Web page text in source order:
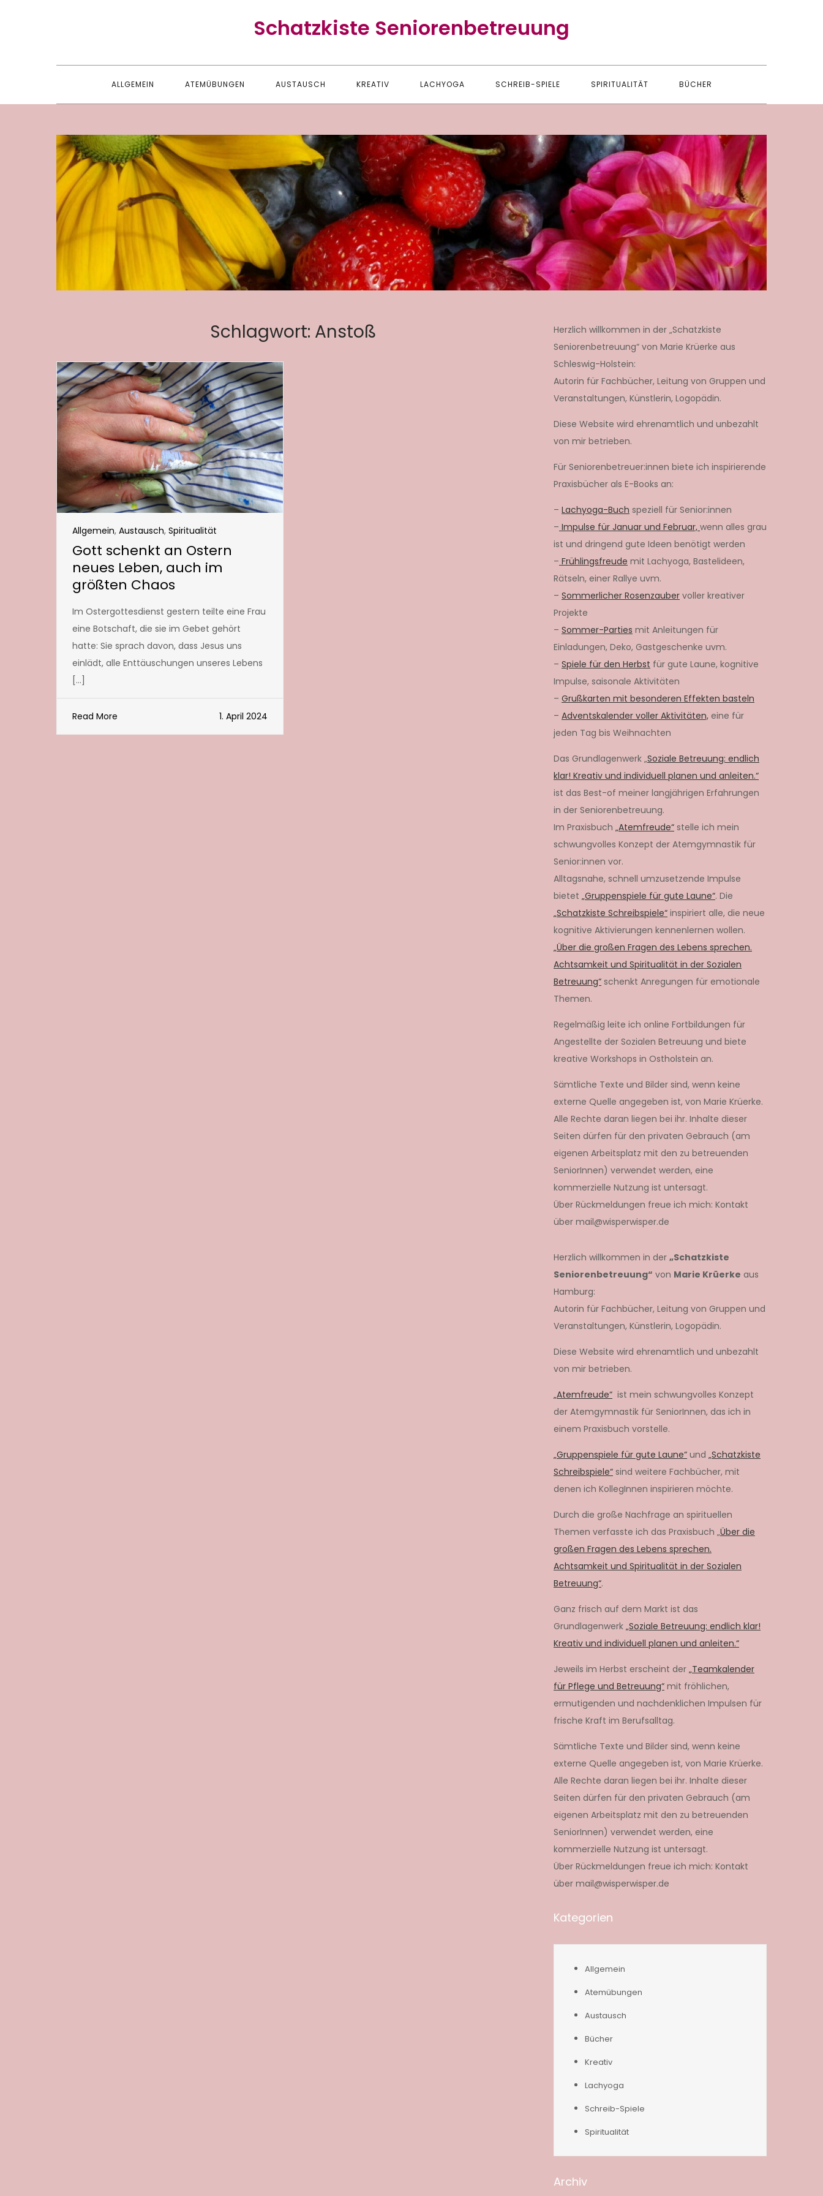
Schatzkiste Seniorenbetreuung
ALLGEMEIN ATEMÜBUNGEN AUSTAUSCH KREATIV LACHYOGA SCHREIB-SPIELE SPIRITUALITÄT BÜCHER
Schlagwort: Anstoß
Allgemein, Austausch, Spiritualität
Gott schenkt an Ostern
neues Leben, auch im
größten Chaos
Im Ostergottesdienst gestern teilte eine Frau
eine Botschaft, die sie im Gebet gehört
hatte: Sie sprach davon, dass Jesus uns
einlädt, alle Enttäuschungen unseres Lebens
[…]
Read More 1. April 2024
Herzlich willkommen in der „Schatzkiste
Seniorenbetreuung“ von Marie Krüerke aus
Schleswig-Holstein:
Autorin für Fachbücher, Leitung von Gruppen und
Veranstaltungen, Künstlerin, Logopädin.
Diese Website wird ehrenamtlich und unbezahlt
von mir betrieben.
Für Seniorenbetreuer:innen biete ich inspirierende
Praxisbücher als E-Books an:
– Lachyoga-Buch speziell für Senior:innen
– Impulse für Januar und Februar, wenn alles grau
ist und dringend gute Ideen benötigt werden
– Frühlingsfreude mit Lachyoga, Bastelideen,
Rätseln, einer Rallye uvm.
– Sommerlicher Rosenzauber voller kreativer
Projekte
– Sommer-Parties mit Anleitungen für
Einladungen, Deko, Gastgeschenke uvm.
– Spiele für den Herbst für gute Laune, kognitive
Impulse, saisonale Aktivitäten
– Grußkarten mit besonderen Effekten basteln
– Adventskalender voller Aktivitäten, eine für
jeden Tag bis Weihnachten
Das Grundlagenwerk „Soziale Betreuung: endlich
klar! Kreativ und individuell planen und anleiten.“
ist das Best-of meiner langjährigen Erfahrungen
in der Seniorenbetreuung.
Im Praxisbuch „Atemfreude“ stelle ich mein
schwungvolles Konzept der Atemgymnastik für
Senior:innen vor.
Alltagsnahe, schnell umzusetzende Impulse
bietet „Gruppenspiele für gute Laune“. Die
„Schatzkiste Schreibspiele“ inspiriert alle, die neue
kognitive Aktivierungen kennenlernen wollen.
„Über die großen Fragen des Lebens sprechen.
Achtsamkeit und Spiritualität in der Sozialen
Betreuung“ schenkt Anregungen für emotionale
Themen.
Regelmäßig leite ich online Fortbildungen für
Angestellte der Sozialen Betreuung und biete
kreative Workshops in Ostholstein an.
Sämtliche Texte und Bilder sind, wenn keine
externe Quelle angegeben ist, von Marie Krüerke.
Alle Rechte daran liegen bei ihr. Inhalte dieser
Seiten dürfen für den privaten Gebrauch (am
eigenen Arbeitsplatz mit den zu betreuenden
SeniorInnen) verwendet werden, eine
kommerzielle Nutzung ist untersagt.
Über Rückmeldungen freue ich mich: Kontakt
über mail@wisperwisper.de
Herzlich willkommen in der „Schatzkiste
Seniorenbetreuung“ von Marie Krüerke aus
Hamburg:
Autorin für Fachbücher, Leitung von Gruppen und
Veranstaltungen, Künstlerin, Logopädin.
Diese Website wird ehrenamtlich und unbezahlt
von mir betrieben.
„Atemfreude“ ist mein schwungvolles Konzept
der Atemgymnastik für SeniorInnen, das ich in
einem Praxisbuch vorstelle.
„Gruppenspiele für gute Laune“ und „Schatzkiste
Schreibspiele“ sind weitere Fachbücher, mit
denen ich KollegInnen inspirieren möchte.
Durch die große Nachfrage an spirituellen
Themen verfasste ich das Praxisbuch „Über die
großen Fragen des Lebens sprechen.
Achtsamkeit und Spiritualität in der Sozialen
Betreuung“.
Ganz frisch auf dem Markt ist das
Grundlagenwerk „Soziale Betreuung: endlich klar!
Kreativ und individuell planen und anleiten.“
Jeweils im Herbst erscheint der „Teamkalender
für Pflege und Betreuung“ mit fröhlichen,
ermutigenden und nachdenklichen Impulsen für
frische Kraft im Berufsalltag.
Sämtliche Texte und Bilder sind, wenn keine
externe Quelle angegeben ist, von Marie Krüerke.
Alle Rechte daran liegen bei ihr. Inhalte dieser
Seiten dürfen für den privaten Gebrauch (am
eigenen Arbeitsplatz mit den zu betreuenden
SeniorInnen) verwendet werden, eine
kommerzielle Nutzung ist untersagt.
Über Rückmeldungen freue ich mich: Kontakt
über mail@wisperwisper.de
Kategorien
Allgemein
Atemübungen
Austausch
Bücher
Kreativ
Lachyoga
Schreib-Spiele
Spiritualität
Archiv